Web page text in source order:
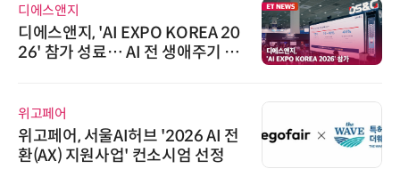
디에스앤지
디에스앤지, 'AI EXPO KOREA 20
26' 참가 성료… AI 전 생애주기 아
위고페어
위고페어, 서울AI허브 '2026 AI 전
환(AX) 지원사업' 컨소시엄 선정